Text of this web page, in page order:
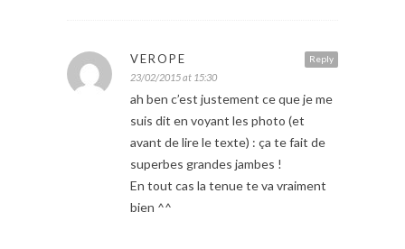
Reply
VEROPE
23/02/2015 at 15:30
ah ben c’est justement ce que je me
suis dit en voyant les photo (et
avant de lire le texte) : ça te fait de
superbes grandes jambes !
En tout cas la tenue te va vraiment
bien ^^